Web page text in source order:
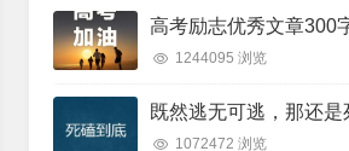
高考励志优秀文章300
1244095 浏览
1072472 浏览